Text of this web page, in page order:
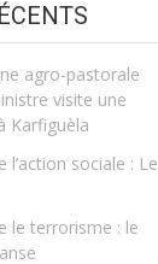
agro-pastorale
visite une
Karfiguèla
l’action sociale : Le
le terrorisme : le